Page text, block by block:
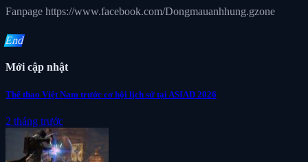
Fanpage https://www.facebook.com/Dongmauanhhung.gzone
End
Mới cập nhật
Thể thao Việt Nam trước cơ hội lịch sử tại ASIAD 2026
2 tháng trước